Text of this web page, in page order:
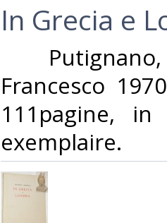
‎In Grecia e
Francesco
111pagine,
exemplaire.‎